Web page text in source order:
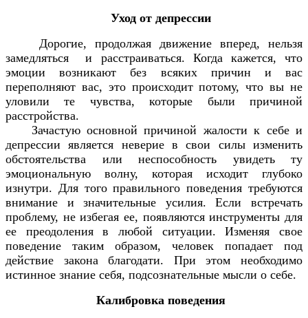
Уход от депрессии
Дорогие, продолжая движение вперед, нельзя
замедляться и расстраиваться. Когда кажется, что
эмоции возникают без всяких причин и вас
переполняют вас, это происходит потому, что вы не
уловили те чувства, которые были причиной
расстройства.
Зачастую основной причиной жалости к себе и
депрессии является неверие в свои силы изменить
обстоятельства или неспособность увидеть ту
эмоциональную волну, которая исходит глубоко
изнутри. Для того правильного поведения требуются
внимание и значительные усилия. Если встречать
проблему, не избегая ее, появляются инструменты для
ее преодоления в любой ситуации. Изменяя свое
поведение таким образом, человек попадает под
действие закона благодати. При этом необходимо
истинное знание себя, подсознательные мысли о себе.
Калибровка поведения